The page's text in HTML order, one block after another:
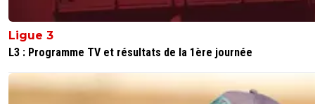
Ligue 3
L3 : Programme TV et résultats de la 1ère journée